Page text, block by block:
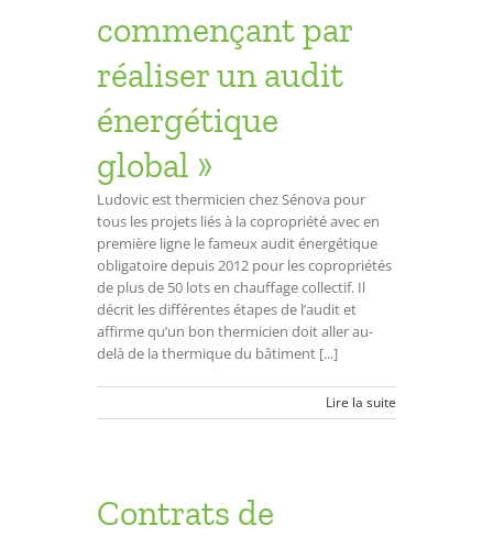
commençant par
réaliser un audit
énergétique
global »
Ludovic est thermicien chez Sénova pour
tous les projets liés à la copropriété avec en
première ligne le fameux audit énergétique
obligatoire depuis 2012 pour les copropriétés
de plus de 50 lots en chauffage collectif. Il
décrit les différentes étapes de l’audit et
affirme qu’un bon thermicien doit aller au-
delà de la thermique du bâtiment [...]
Lire la suite
Contrats de